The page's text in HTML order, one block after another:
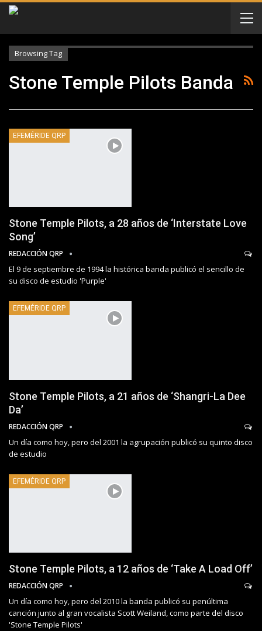
Browsing Tag
Stone Temple Pilots Banda
EFEMÉRIDE QRP
Stone Temple Pilots, a 28 años de ‘Interstate Love
Song’
REDACCIÓN QRP
El 9 de septiembre de 1994 la histórica banda publicó el sencillo de
su disco de estudio 'Purple'
EFEMÉRIDE QRP
Stone Temple Pilots, a 21 años de ‘Shangri-La Dee
Da’
REDACCIÓN QRP
Un día como hoy, pero del 2001 la agrupación publicó su quinto disco
de estudio
EFEMÉRIDE QRP
Stone Temple Pilots, a 12 años de ‘Take A Load Off’
REDACCIÓN QRP
Un día como hoy, pero del 2010 la banda publicó su penúltima
canción junto al gran vocalista Scott Weiland, como parte del disco
'Stone Temple Pilots'